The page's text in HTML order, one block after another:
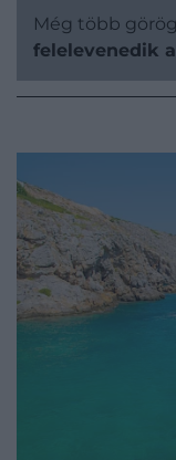
Még több
felelevenedik